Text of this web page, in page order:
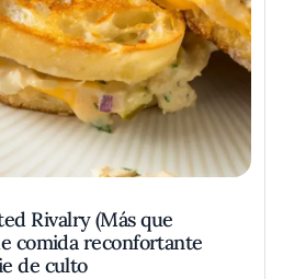
Rivalry (Más que
comida reconfortante
de culto